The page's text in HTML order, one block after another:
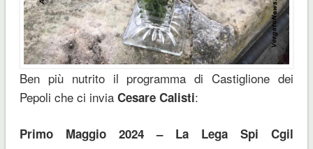
Ben più nutrito il programma di Castiglione dei
Pepoli che ci invia Cesare Calisti:
Primo Maggio 2024 – La Lega Spi Cgil